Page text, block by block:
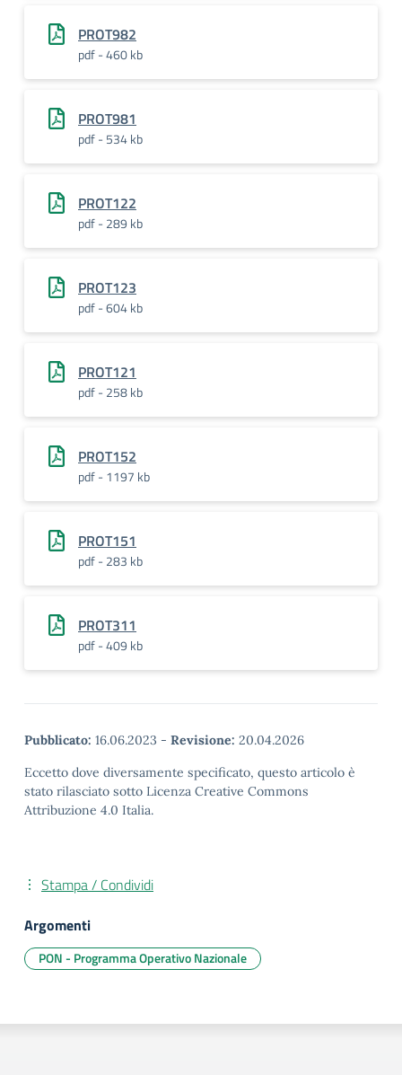
PROT982
pdf - 460 kb
PROT981
pdf - 534 kb
PROT122
pdf - 289 kb
PROT123
pdf - 604 kb
PROT121
pdf - 258 kb
PROT152
pdf - 1197 kb
PROT151
pdf - 283 kb
PROT311
pdf - 409 kb
Pubblicato: 16.06.2023 - Revisione: 20.04.2026
Eccetto dove diversamente specificato, questo articolo è
stato rilasciato sotto Licenza Creative Commons
Attribuzione 4.0 Italia.
Stampa / Condividi
Argomenti
PON - Programma Operativo Nazionale